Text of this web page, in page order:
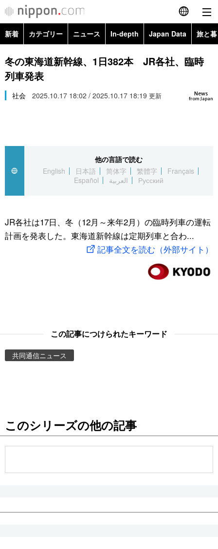
English
简体字
Русский
カテゴリー
経済・ビジネス
国際
文化
トップ
アーカイブ
In-depth
Japan Data
動画/Live
お知らせ
新着 カテゴリー ニュース In-depth Japan Data 旅と
政治・外交
経済・ビジネス
スポーツ・東京2020
Topics
冬の東海道新幹線、1日382本 JR各社、臨時
列車発表
News
from Japan
社会 2025.10.17 18:02 / 2025.10.17 18:19 更新
他の言語で読む
English
日本語 简体字 繁體字
Français
Español
العربية Русский
JR各社は17日、冬（12月～来年2月）の臨時列車の運転
計画を発表した。東海道新幹線は定期列車と合わ...
記事全文を読む（外部サイト）
この記事につけられたキーワード
共同通信ニュース
このシリーズの他の記事